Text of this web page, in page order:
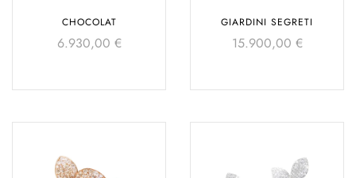
CHOCOLAT
6.930,00 €
GIARDINI SEGRETI
15.900,00 €